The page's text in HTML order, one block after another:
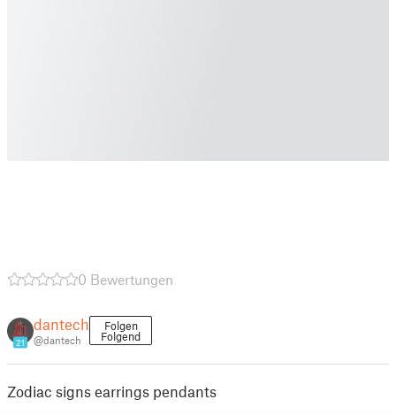
0 Bewertungen
21
dantech
@dantech
Folgen
Folgend
Zodiac signs earrings pendants